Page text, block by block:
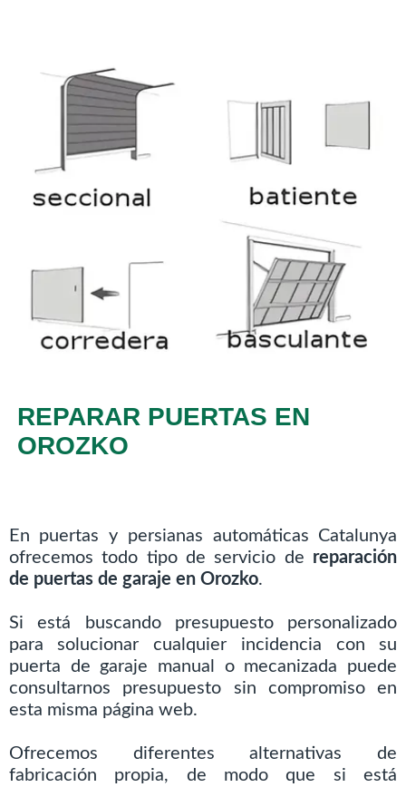
REPARAR PUERTAS EN
OROZKO
En puertas y persianas automáticas Catalunya
ofrecemos todo tipo de servicio de reparación
de puertas de garaje en Orozko.
Si está buscando presupuesto personalizado
para solucionar cualquier incidencia con su
puerta de garaje manual o mecanizada puede
consultarnos presupuesto sin compromiso en
esta misma página web.
Ofrecemos diferentes alternativas de
fabricación propia, de modo que si está